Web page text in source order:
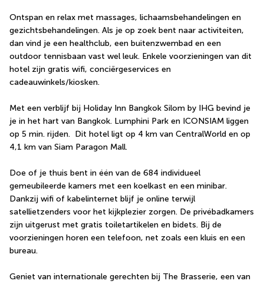
Ontspan en relax met massages, lichaamsbehandelingen en
gezichtsbehandelingen. Als je op zoek bent naar activiteiten,
dan vind je een healthclub, een buitenzwembad en een
outdoor tennisbaan vast wel leuk. Enkele voorzieningen van dit
hotel zijn gratis wifi, conciërgeservices en
cadeauwinkels/kiosken.
Met een verblijf bij Holiday Inn Bangkok Silom by IHG bevind je
je in het hart van Bangkok. Lumphini Park en ICONSIAM liggen
op 5 min. rijden.  Dit hotel ligt op 4 km van CentralWorld en op
4,1 km van Siam Paragon Mall.
Doe of je thuis bent in één van de 684 individueel
gemeubileerde kamers met een koelkast en een minibar.
Dankzij wifi of kabelinternet blijf je online terwijl
satellietzenders voor het kijkplezier zorgen. De privébadkamers
zijn uitgerust met gratis toiletartikelen en bidets. Bij de
voorzieningen horen een telefoon, net zoals een kluis en een
bureau.
Geniet van internationale gerechten bij The Brasserie, een van